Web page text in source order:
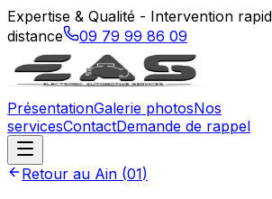
Expertise & Qualité - Intervention
distance
09 79 99 86 09
PrésentationGalerie photosNos
servicesContactDemande de rappel
Retour au Ain (01)